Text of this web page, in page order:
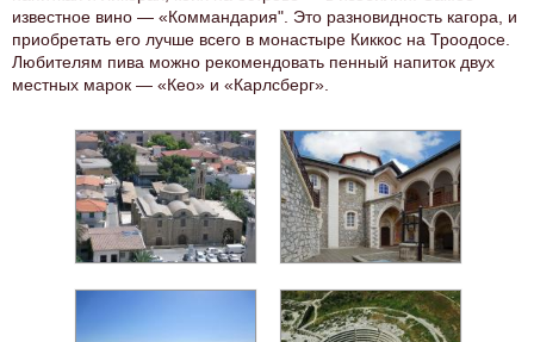
известное вино — «Коммандария". Это разновидность кагора, и
приобретать его лучше всего в монастыре Киккос на Троодосе.
Любителям пива можно рекомендовать пенный напиток двух
местных марок — «Кео» и «Карлсберг».